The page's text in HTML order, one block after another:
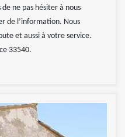
ne pas hésiter à nous
de l’information. Nous
et aussi à votre service.
33540.